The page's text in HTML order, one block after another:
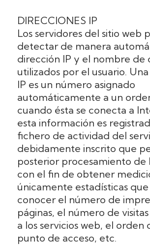
DIRECCIONES IP
Los servidores del sitio web
detectar de manera
dirección IP y el nombre de
utilizados por el usuario.
IP es un número asignado
automáticamente a un
cuando ésta se conecta a
esta información es
fichero de actividad del
debidamente inscrito que
posterior procesamiento de
con el fin de obtener
únicamente estadísticas
conocer el número de
páginas, el número de
a los servicios web, el orden
punto de acceso, etc.